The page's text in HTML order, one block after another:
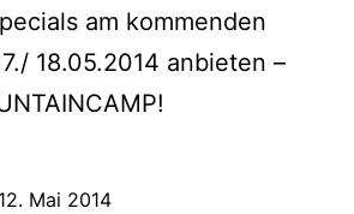
am kommenden
18.05.2014 anbieten –
12. Mai 2014